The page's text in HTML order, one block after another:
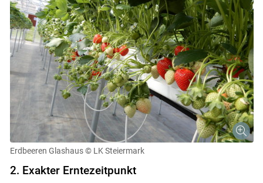
Erdbeeren Glashaus © LK Steiermark
2. Exakter Erntezeitpunkt